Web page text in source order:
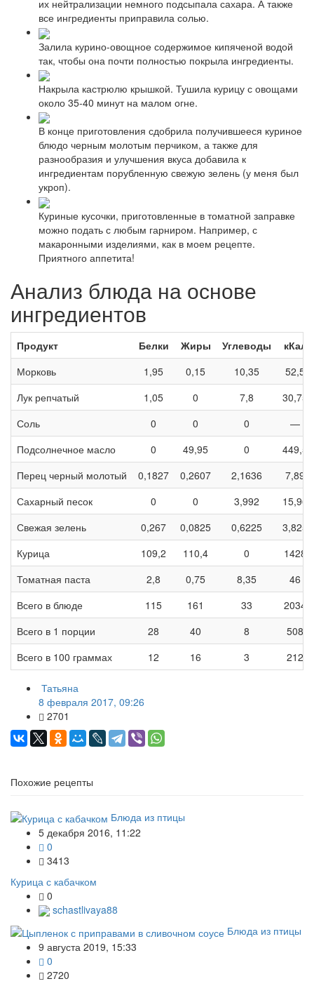
их нейтрализации немного подсыпала сахара. А также
все ингредиенты приправила солью.
Залила курино-овощное содержимое кипяченой водой
так, чтобы она почти полностью покрыла ингредиенты.
Накрыла кастрюлю крышкой. Тушила курицу с овощами
около 35-40 минут на малом огне.
В конце приготовления сдобрила получившееся куриное
блюдо черным молотым перчиком, а также для
разнообразия и улучшения вкуса добавила к
ингредиентам порубленную свежую зелень (у меня был
укроп).
Куриные кусочки, приготовленные в томатной заправке
можно подать с любым гарниром. Например, с
макаронными изделиями, как в моем рецепте.
Приятного аппетита!
Анализ блюда на основе
ингредиентов
Продукт Белки Жиры Углеводы
кКал
Морковь
1,95 0,15 10,35
52,5
Лук репчатый
1,05 0 7,8
30,75
Соль
0 0 0
—
Подсолнечное масло
0 49,95 0
449,5
Перец черный молотый
0,1827 0,2607 2,1636
7,89
Сахарный песок
0 0 3,992
15,96
Свежая зелень
0,267 0,0825 0,6225
3,825
Курица
109,2 110,4 0
1428
Томатная паста
2,8 0,75 8,35
46
Всего в блюде
115 161 33
2034
Всего в 1 порции
28 40 8
508
Всего в 100 граммах
12 16 3 212
Татьяна
8 февраля 2017, 09:26
2701
Похожие рецепты
Блюда из птицы
5 декабря 2016, 11:22
0
3413
Курица с кабачком
0
schastlivaya88
Блюда из птицы
9 августа 2019, 15:33
0
2720